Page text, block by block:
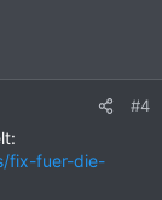
#4
fix-fuer-die-